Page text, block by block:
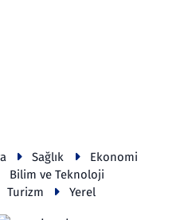
Sağlık
Ekonomi
Bilim ve Teknoloji
Turizm Yerel